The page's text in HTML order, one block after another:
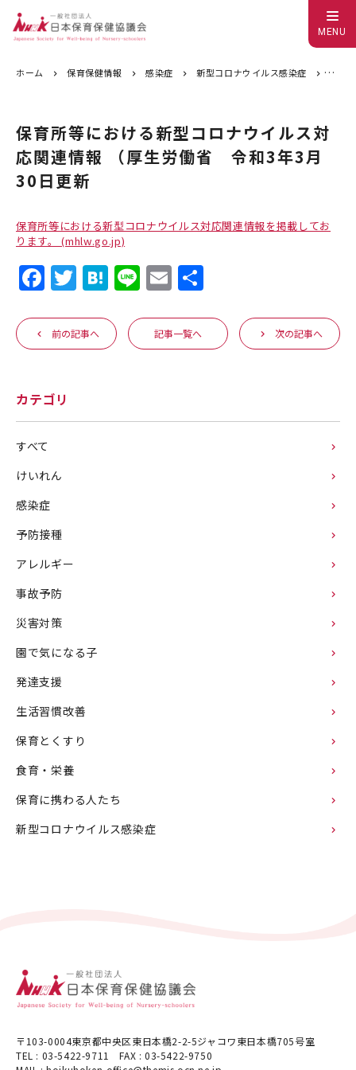
MENU
ホーム 保育保健情報 感染症 新型コロナウイルス感染症 保育
保育所等における新型コロナウイルス対
応関連情報 （厚生労働省 令和3年3月
30日更新
保育所等における新型コロナウイルス対応関連情報を掲載してお
ります。 (mhlw.go.jp)
F
c
e
o
o
k
T
it
te
H
e
n
Li
e
E
ai
l
前の記事へ 記事一覧へ 次の記事へ
カテゴリ
すべて
けいれん
感染症
予防接種
アレルギー
事故予防
災害対策
園で気になる子
発達支援
生活習慣改善
保育とくすり
食育・栄養
保育に携わる人たち
新型コロナウイルス感染症
〒103-0004東京都中央区東日本橋2-2-5ジャコワ東日本橋705号室
TEL : 03-5422-9711 FAX : 03-5422-9750